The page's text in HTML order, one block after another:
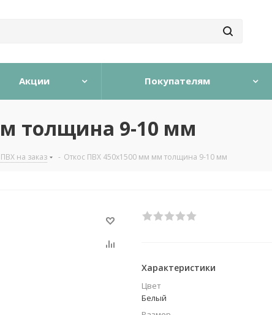
Акции Покупателям
толщина 9-10 мм
на заказ - Откос ПВХ 450х1500 мм мм толщина 9-10 мм
Характеристики
Цвет
Белый